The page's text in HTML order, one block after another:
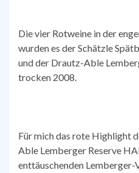
Die vier Rotweine in der
wurden es der Schätzle
und der Drautz-Able
trocken 2008.
Für mich das rote Highlight
Able Lemberger Reserve
enttäuschenden